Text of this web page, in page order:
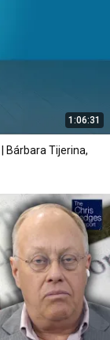
1:06:31
Bárbara Tijerina,